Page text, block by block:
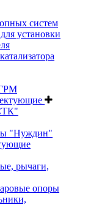
систем
установки
"Нуждин"
рычаги,
опоры